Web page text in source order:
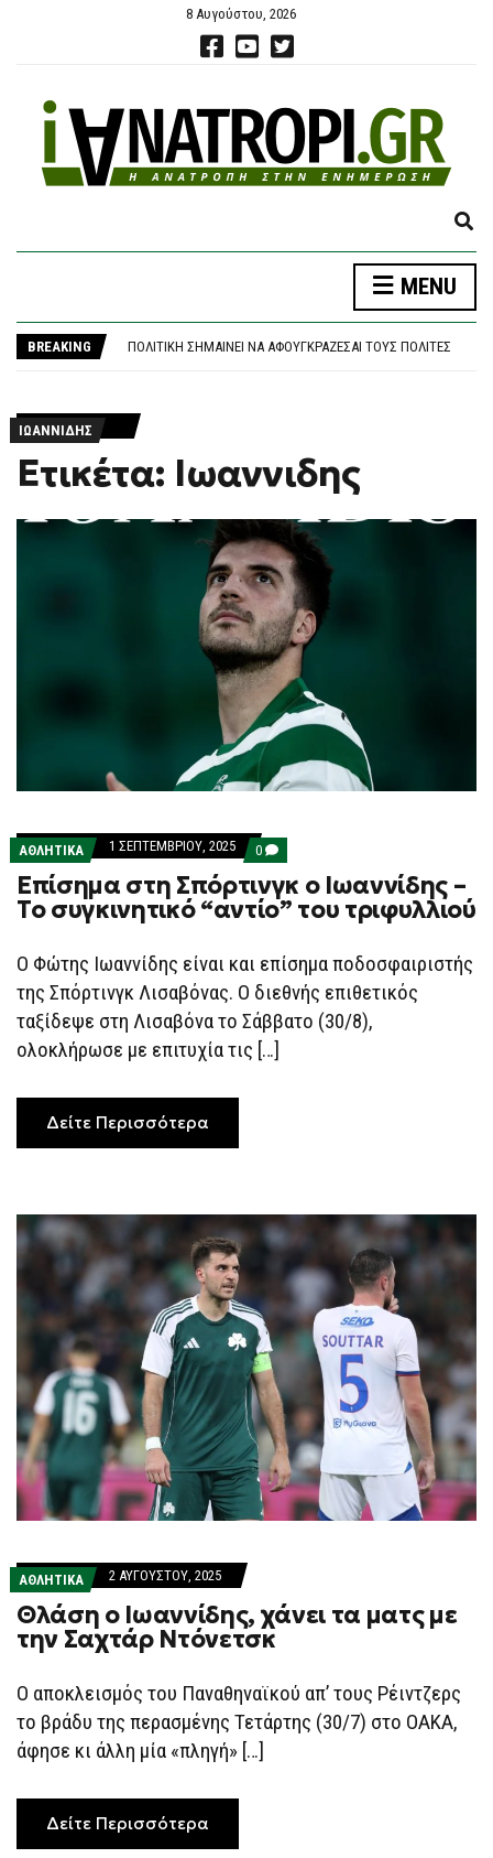
8 Αυγούστου, 2026
E
P
N
O
MENU
BREAKING
ΝΈΑ ΑΠΟΧΏΡΗΣΗ ΑΠΌ ΤΟ ΚΌΜΜΑ ΚΑΡΥΣΤΙΑΝΟΎ: «ΚΛΕΙΣΤΉ ΚΆΣΤΑ, ΑΥΘΑΙΡΕΣΊΑ ΚΑΙ ΦΊΜΩΣΗ» ΚΑΤΑΓΓΈΛΛΕΙ Ο ΜΠΡΟΥΤΖΆΚΗΣ
ΠΟΛΙΤΙΚΉ ΣΗΜΑΊΝΕΙ ΝΑ ΑΦΟΥΓΚΡΆΖΕΣΑΙ ΤΟΥΣ ΠΟΛΊΤΕΣ
ΙΩΑΝΝΙΔΗΣ
Ετικέτα: Ιωαννιδης
ΑΘΛΗΤΙΚΑ 1 ΣΕΠΤΕΜΒΡΊΟΥ, 2025 0 COMMENTS
ON
ΕΠΊΣΗΜΑ
ΣΤΗ
ΣΠΌΡΤΙΝΓΚ
–
ΣΥΓΚΙΝΗΤΙΚΌ
“ΑΝΤΊΟ”
ΤΟΥ
ΤΡΙΦΥΛΛΙΟΎ
Επίσημα στη Σπόρτινγκ ο Ιωαννίδης –
Το συγκινητικό “αντίο” του τριφυλλιού
Ο Φώτης Ιωαννίδης είναι και επίσημα ποδοσφαιριστής
της Σπόρτινγκ Λισαβόνας. Ο διεθνής επιθετικός
ταξίδεψε στη Λισαβόνα το Σάββατο (30/8),
ολοκλήρωσε με επιτυχία τις […]
Δείτε Περισσότερα
ΑΘΛΗΤΙΚΑ 2 ΑΥΓΟΎΣΤΟΥ, 2025
Θλάση ο Ιωαννίδης, χάνει τα ματς με
την Σαχτάρ Ντόνετσκ
Ο αποκλεισμός του Παναθηναϊκού απ’ τους Ρέιντζερς
το βράδυ της περασμένης Τετάρτης (30/7) στο ΟΑΚΑ,
άφησε κι άλλη μία «πληγή» […]
Δείτε Περισσότερα